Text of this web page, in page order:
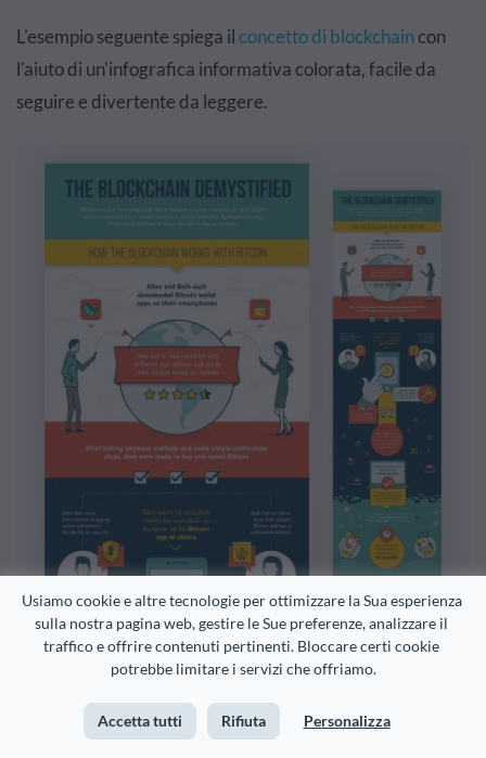
Usiamo cookie e altre tecnologie per ottimizzare la Sua esperienza
sulla nostra pagina web, gestire le Sue preferenze, analizzare il
traffico e offrire contenuti pertinenti. Bloccare certi cookie
potrebbe limitare i servizi che offriamo.
Accetta tutti Rifiuta Personalizza
L'esempio seguente spiega ilconcetto di blockchaincon
l'aiuto di un'infografica informativa colorata, facile da
seguire e divertente da leggere.
Si tratta solitamente di infografiche ricche di testo e